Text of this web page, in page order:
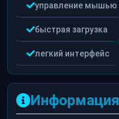
управление мышью
быстрая загрузка
легкий интерфейс
Информация